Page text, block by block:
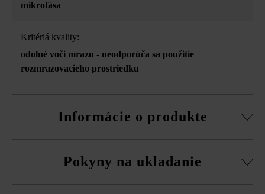
mikrofása
Kritériá kvality:
odolné voči mrazu - neodporúča sa použitie
rozmrazovacieho prostriedku
Informácie o produkte
kamene, súpravy rohových kociek a vrchná doska.
Pokyny na ukladanie